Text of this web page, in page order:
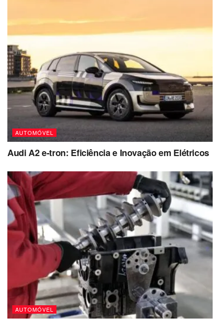
AUTOMÓVEL
Audi A2 e-tron: Eficiência e Inovação em Elétricos
AUTOMÓVEL